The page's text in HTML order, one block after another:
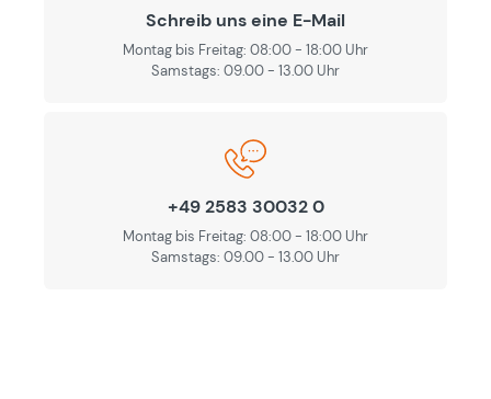
Schreib uns eine E-Mail
Montag bis Freitag: 08:00 - 18:00 Uhr
Samstags: 09.00 - 13.00 Uhr
+49 2583 30032 0
Montag bis Freitag: 08:00 - 18:00 Uhr
Samstags: 09.00 - 13.00 Uhr